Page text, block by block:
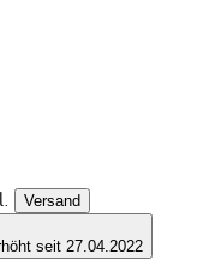
Versand
seit 27.04.2022